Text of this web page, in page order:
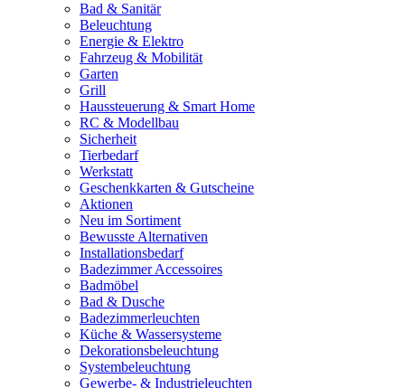
Bad & Sanitär
Beleuchtung
Energie & Elektro
Fahrzeug & Mobilität
Garten
Grill
Haussteuerung & Smart Home
RC & Modellbau
Sicherheit
Tierbedarf
Werkstatt
Geschenkkarten & Gutscheine
Aktionen
Neu im Sortiment
Bewusste Alternativen
Installationsbedarf
Badezimmer Accessoires
Badmöbel
Bad & Dusche
Badezimmerleuchten
Küche & Wassersysteme
Dekorationsbeleuchtung
Systembeleuchtung
Gewerbe- & Industrieleuchten